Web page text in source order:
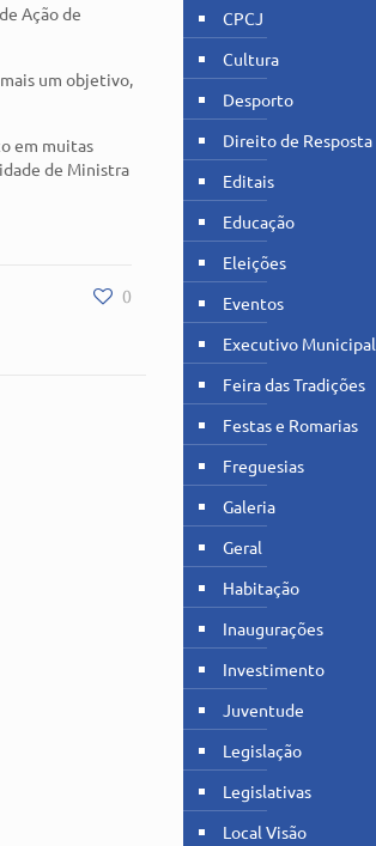
Ação de
um objetivo,
em muitas
de Ministra
0
CPCJ
Cultura
Desporto
Direito de Resposta
Editais
Educação
Eleições
Eventos
Executivo Municipal
Feira das Tradições
Festas e Romarias
Freguesias
Galeria
Geral
Habitação
Inaugurações
Investimento
Juventude
Legislação
Legislativas
Local Visão